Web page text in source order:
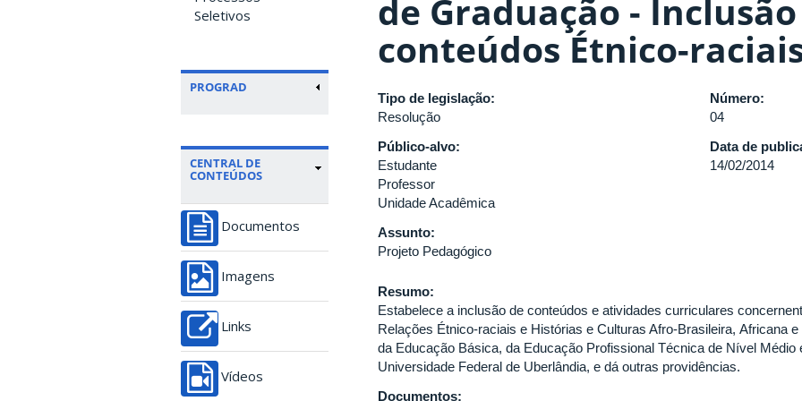
Seletivos
PROGRAD
CENTRAL DE
CONTEÚDOS
Documentos
Imagens
Links
Vídeos
de Graduação -
conteúdos Étnico-
Tipo de legislação:
Resolução
Público-alvo:
Estudante
Professor
Unidade Acadêmica
Assunto:
Projeto Pedagógico
Número:
04
Data de
14/02/2014
Resumo:
Estabelece a inclusão de conteúdos e atividades curriculares
Relações Étnico-raciais e Histórias e Culturas Afro-Brasileira, Africana
da Educação Básica, da Educação Profissional Técnica de Nível Médio
Universidade Federal de Uberlândia, e dá outras providências.
Documentos: